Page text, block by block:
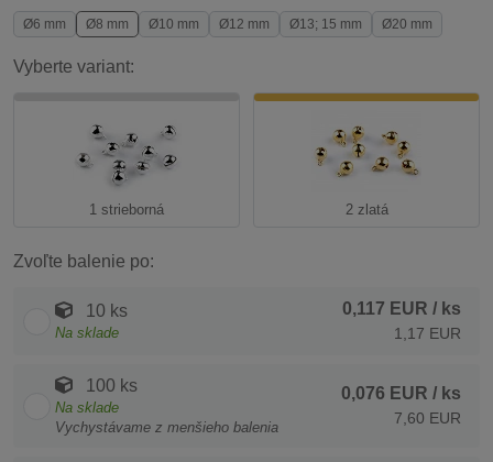
Ø6 mm Ø8 mm Ø10 mm Ø12 mm Ø13; 15 mm Ø20 mm
Vyberte variant:
1 strieborná 2 zlatá
Zvoľte balenie po:
10 ks
Na sklade
0,117 EUR / ks
1,17 EUR
100 ks
Na sklade
Vychystávame z menšieho balenia
0,076 EUR / ks
7,60 EUR